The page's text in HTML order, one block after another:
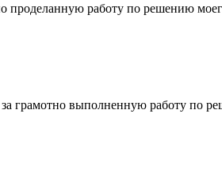
проделанную работу по решению
грамотно выполненную работу